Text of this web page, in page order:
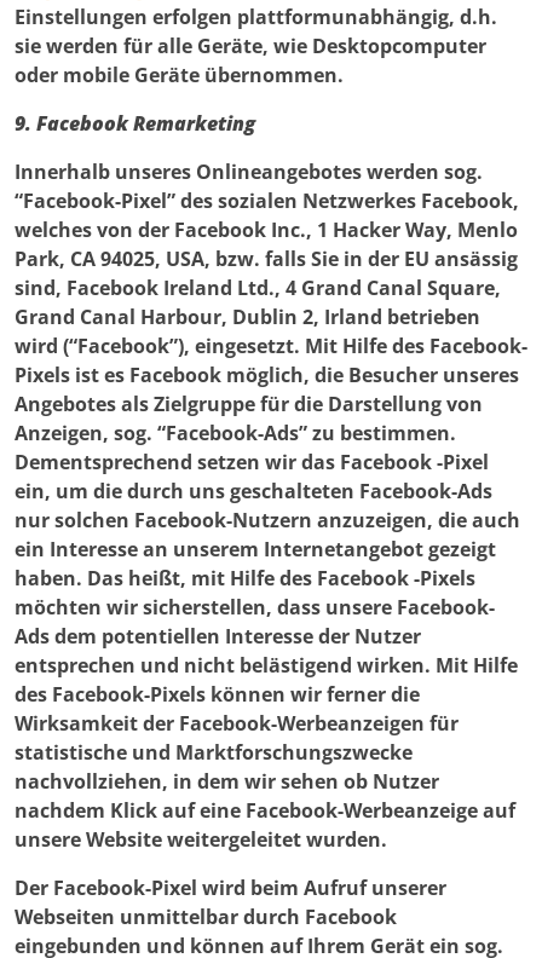
Einstellungen erfolgen plattformunabhängig, d.h.
sie werden für alle Geräte, wie Desktopcomputer
oder mobile Geräte übernommen.
9. Facebook Remarketing
Innerhalb unseres Onlineangebotes werden sog.
“Facebook-Pixel” des sozialen Netzwerkes Facebook,
welches von der Facebook Inc., 1 Hacker Way, Menlo
Park, CA 94025, USA, bzw. falls Sie in der EU ansässig
sind, Facebook Ireland Ltd., 4 Grand Canal Square,
Grand Canal Harbour, Dublin 2, Irland betrieben
wird (“Facebook”), eingesetzt. Mit Hilfe des Facebook-
Pixels ist es Facebook möglich, die Besucher unseres
Angebotes als Zielgruppe für die Darstellung von
Anzeigen, sog. “Facebook-Ads” zu bestimmen.
Dementsprechend setzen wir das Facebook -Pixel
ein, um die durch uns geschalteten Facebook-Ads
nur solchen Facebook-Nutzern anzuzeigen, die auch
ein Interesse an unserem Internetangebot gezeigt
haben. Das heißt, mit Hilfe des Facebook -Pixels
möchten wir sicherstellen, dass unsere Facebook-
Ads dem potentiellen Interesse der Nutzer
entsprechen und nicht belästigend wirken. Mit Hilfe
des Facebook-Pixels können wir ferner die
Wirksamkeit der Facebook-Werbeanzeigen für
statistische und Marktforschungszwecke
nachvollziehen, in dem wir sehen ob Nutzer
nachdem Klick auf eine Facebook-Werbeanzeige auf
unsere Website weitergeleitet wurden.
Der Facebook-Pixel wird beim Aufruf unserer
Webseiten unmittelbar durch Facebook
eingebunden und können auf Ihrem Gerät ein sog.